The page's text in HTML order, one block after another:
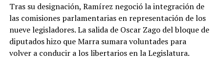
Tras su designación, Ramírez negoció la integración de
las comisiones parlamentarias en representación de los
nueve legisladores. La salida de Oscar Zago del bloque de
diputados hizo que Marra sumara voluntades para
volver a conducir a los libertarios en la Legislatura.